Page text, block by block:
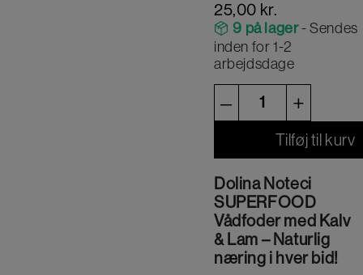
25,00 kr.
9 på lager- Sendes
inden for 1-2
arbejdsdage
–
Noteci
SUPERFOOD
–
Kalv
&
Lam
+
Tilføj til kurv
Dolina Noteci
SUPERFOOD
Vådfoder med Kalv
& Lam – Naturlig
næring i hver bid!